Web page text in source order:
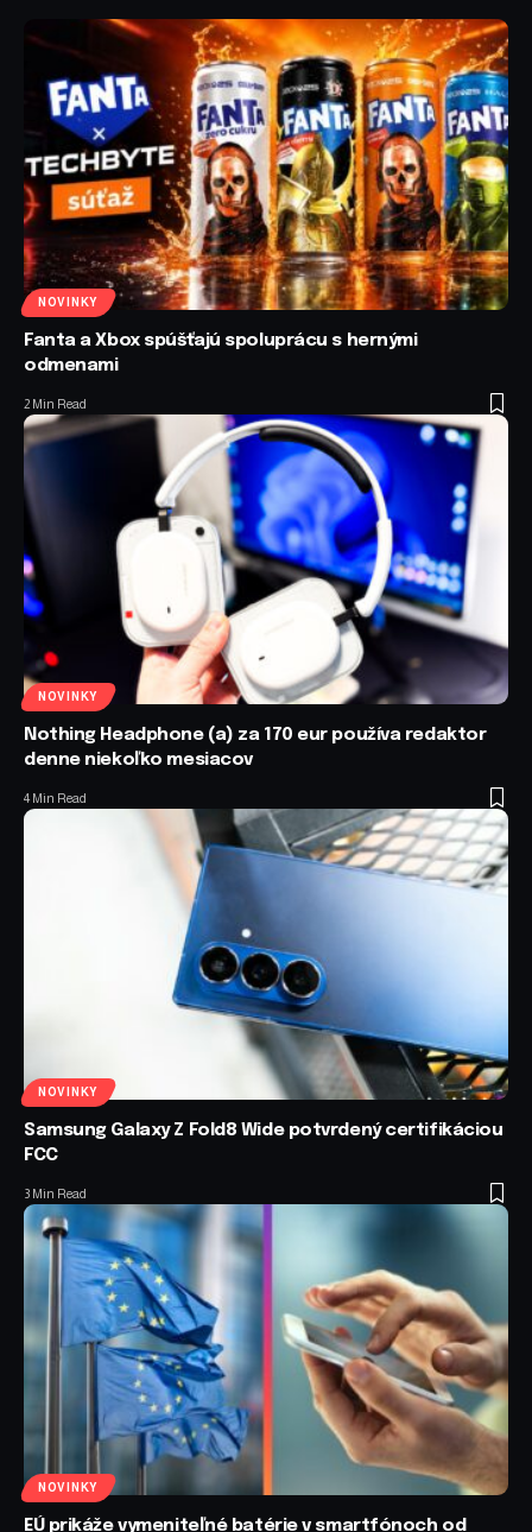
NOVINKY
Fanta a Xbox spúšťajú spoluprácu s hernými
odmenami
2 Min Read
NOVINKY
Nothing Headphone (a) za 170 eur používa redaktor
denne niekoľko mesiacov
4 Min Read
NOVINKY
Samsung Galaxy Z Fold8 Wide potvrdený certifikáciou
FCC
3 Min Read
NOVINKY
EÚ prikáže vymeniteľné batérie v smartfónoch od